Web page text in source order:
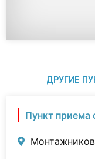
ДРУГИЕ
Пункт приема